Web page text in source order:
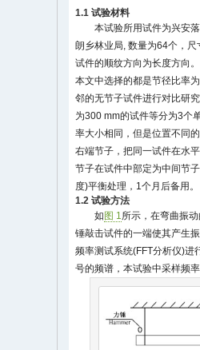
1.1 试验材料
本试验所用试件为兴安
朗乡林业局, 数量为64个，
试件的顺纹方向为长度方向
本文中选择的都是节径比率
邻的无节子试件进行对比研
为300 mm的试件等分为3个
率大小相同，但是位置不同
右端节子，把同一试件在水
节子在试件中部定为中间节
度)平衡处理，1个月后备用。
1.2 试验方法
如 图 1所示，在弯曲振
锤敲击试件的一端使其产生
频率测试系统(FFT分析仪)进
号的频谱，本试验中采样频